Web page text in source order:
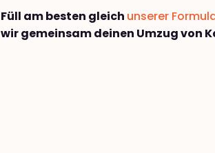
Füll am besten gleich unserer
wir gemeinsam deinen Umzug von